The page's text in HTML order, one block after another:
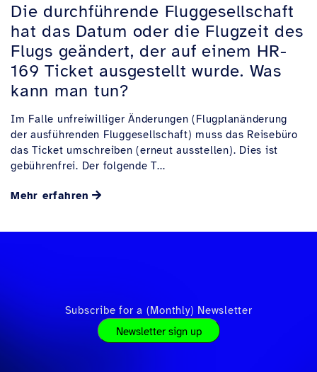
Die durchführende Fluggesellschaft
hat das Datum oder die Flugzeit des
Flugs geändert, der auf einem HR-
169 Ticket ausgestellt wurde. Was
kann man tun?
Im Falle unfreiwilliger Änderungen (Flugplanänderung
der ausführenden Fluggesellschaft) muss das Reisebüro
das Ticket umschreiben (erneut ausstellen). Dies ist
gebührenfrei. Der folgende T...
Mehr erfahren
Subscribe for a (Monthly) Newsletter
Newsletter sign up